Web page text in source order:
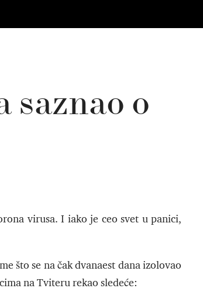
saznao o
virusa. I iako je ceo svet u panici,
što se na čak dvanaest dana izolovao
na Tviteru rekao sledeće: